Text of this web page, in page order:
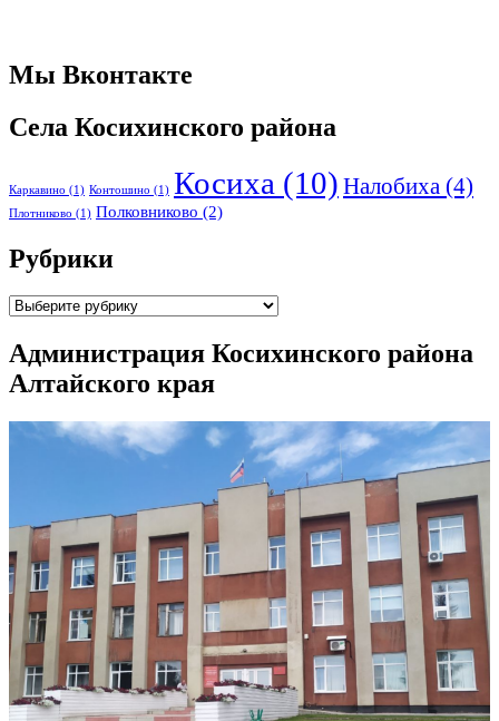
Мы Вконтакте
Села Косихинского района
Каркавино (1) Контошино (1) Косиха (10) Налобиха (4)
Плотниково (1) Полковниково (2)
Рубрики
Рубрики
Администрация Косихинского района
Алтайского края